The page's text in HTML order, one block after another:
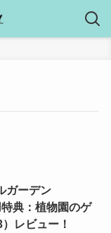
ガーデン
特典：植物園のゲ
レビュー！